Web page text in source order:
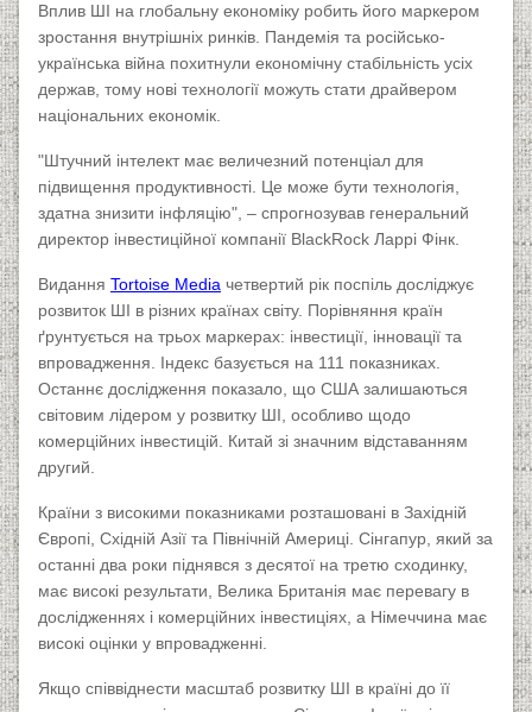
Вплив ШІ на глобальну економіку робить його маркером
зростання внутрішніх ринків. Пандемія та російсько-
українська війна похитнули економічну стабільність усіх
держав, тому нові технології можуть стати драйвером
національних економік.
"Штучний інтелект має величезний потенціал для
підвищення продуктивності. Це може бути технологія,
здатна знизити інфляцію", – спрогнозував генеральний
директор інвестиційної компанії BlackRock Ларрі Фінк.
Видання Tortoise Media четвертий рік поспіль досліджує
розвиток ШІ в різних країнах світу. Порівняння країн
ґрунтується на трьох маркерах: інвестиції, інновації та
впровадження. Індекс базується на 111 показниках.
Останнє дослідження показало, що США залишаються
світовим лідером у розвитку ШІ, особливо щодо
комерційних інвестицій. Китай зі значним відставанням
другий.
Країни з високими показниками розташовані в Західній
Європі, Східній Азії та Північній Америці. Сінгапур, який за
останні два роки піднявся з десятої на третю сходинку,
має високі результати, Велика Британія має перевагу в
дослідженнях і комерційних інвестиціях, а Німеччина має
високі оцінки у впровадженні.
Якщо співвіднести масштаб розвитку ШІ в країні до її